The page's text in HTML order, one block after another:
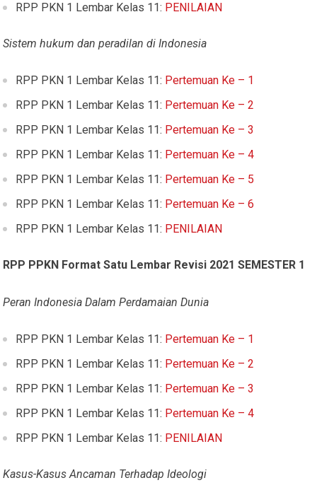
RPP PKN 1 Lembar Kelas 11: PENILAIAN
Sistem hukum dan peradilan di Indonesia
RPP PKN 1 Lembar Kelas 11: Pertemuan Ke – 1
RPP PKN 1 Lembar Kelas 11: Pertemuan Ke – 2
RPP PKN 1 Lembar Kelas 11: Pertemuan Ke – 3
RPP PKN 1 Lembar Kelas 11: Pertemuan Ke – 4
RPP PKN 1 Lembar Kelas 11: Pertemuan Ke – 5
RPP PKN 1 Lembar Kelas 11: Pertemuan Ke – 6
RPP PKN 1 Lembar Kelas 11: PENILAIAN
RPP PPKN Format Satu Lembar Revisi 2021SEMESTER 1
Peran Indonesia Dalam Perdamaian Dunia
RPP PKN 1 Lembar Kelas 11: Pertemuan Ke – 1
RPP PKN 1 Lembar Kelas 11: Pertemuan Ke – 2
RPP PKN 1 Lembar Kelas 11: Pertemuan Ke – 3
RPP PKN 1 Lembar Kelas 11: Pertemuan Ke – 4
RPP PKN 1 Lembar Kelas 11: PENILAIAN
Kasus-Kasus Ancaman Terhadap Ideologi